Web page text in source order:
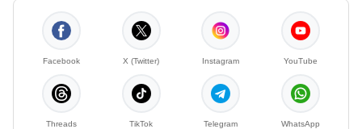
Facebook X (Twitter) Instagram YouTube
Threads TikTok Telegram WhatsApp